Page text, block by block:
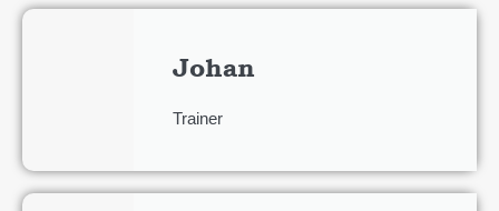
Johan
Trainer